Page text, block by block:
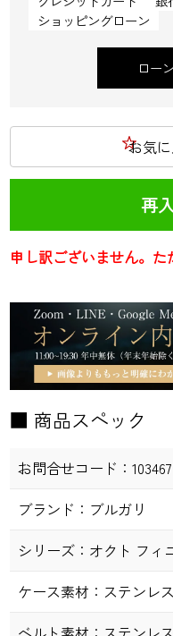
ショッピングローン
ロー
お気
再
申し訳ございません。た
■ 商品スペック
お問合せコード： 103467
ブランド： ブルガリ
シリーズ： オクト フィ
ケース素材： ステンレ